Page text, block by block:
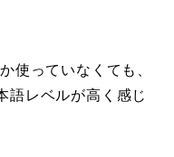
使っていなくても、
語レベルが高く感じ